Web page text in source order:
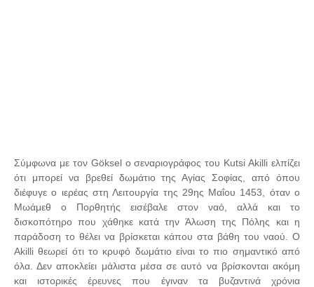
Σύμφωνα με τον Göksel ο σεναριογράφος του Kutsi Akilli ελπίζει
ότι μπορεί να βρεθεί δωμάτιο της Αγίας Σοφίας, από όπου
διέφυγε ο ιερέας στη Λειτουργία της 29ης Μαΐου 1453, όταν ο
Μωάμεθ ο Πορθητής εισέβαλε στον ναό, αλλά και το
δισκοπότηρο που χάθηκε κατά την Άλωση της Πόλης και η
παράδοση το θέλει να βρίσκεται κάπου στα βάθη του ναού. Ο
Akilli θεωρεί ότι το κρυφό δωμάτιο είναι το πιο σημαντικό από
όλα. Δεν αποκλείει μάλιστα μέσα σε αυτό να βρίσκονται ακόμη
και ιστορικές έρευνες που έγιναν τα βυζαντινά χρόνια